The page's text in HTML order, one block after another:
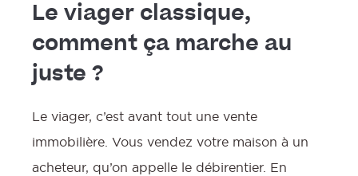
Le viager classique,
comment ça marche au
juste ?
Le viager, c’est avant tout une vente
immobilière. Vous vendez votre maison à un
acheteur, qu’on appelle le débirentier. En